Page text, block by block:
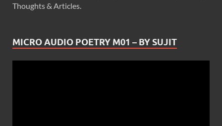
Thoughts & Articles.
MICRO AUDIO POETRY M01 – BY SUJIT